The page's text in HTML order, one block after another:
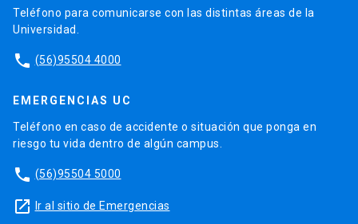
Teléfono para comunicarse con las distintas áreas de la
Universidad.
phone (56)95504 4000
EMERGENCIAS UC
Teléfono en caso de accidente o situación que ponga en
riesgo tu vida dentro de algún campus.
phone (56)95504 5000
launch Ir al sitio de Emergencias